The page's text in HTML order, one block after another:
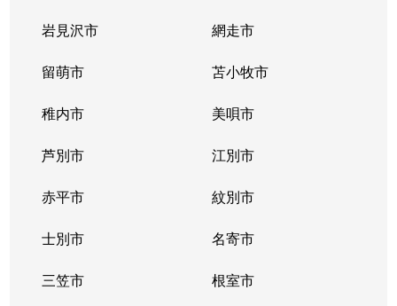
北３７条東
新道東
北３９条東
麻生
北３９条東
栄町(札幌)
北３９条東
栄町(札幌)
北４０条東
栄町(札幌)
北４０条東
栄町(札幌)
北４１条東
麻生
岩見沢市 網走市
留萌市 苫小牧市
稚内市 美唄市
芦別市 江別市
赤平市 紋別市
士別市 名寄市
三笠市 根室市